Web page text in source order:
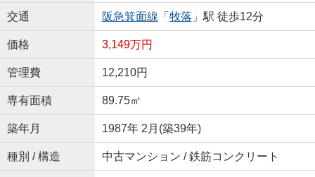
交通 阪急箕面線 「 牧落 」駅 徒歩12分
価格 3,149万円
管理費 12,210円
専有面積 89.75㎡
築年月 1987年 2月(築39年)
種別 / 構造 中古マンション / 鉄筋コンクリート